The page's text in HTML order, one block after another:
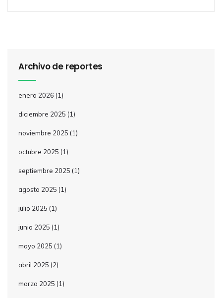
Archivo de reportes
enero 2026 (1)
diciembre 2025 (1)
noviembre 2025 (1)
octubre 2025 (1)
septiembre 2025 (1)
agosto 2025 (1)
julio 2025 (1)
junio 2025 (1)
mayo 2025 (1)
abril 2025 (2)
marzo 2025 (1)